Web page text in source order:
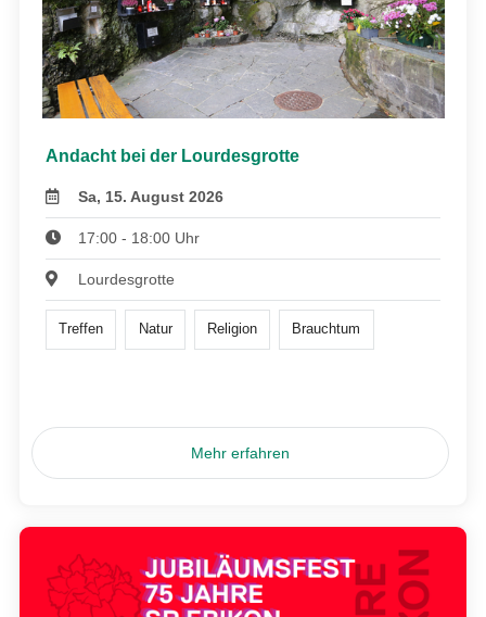
Andacht bei der Lourdesgrotte
Sa, 15. August 2026
17:00 - 18:00 Uhr
Lourdesgrotte
Treffen Natur Religion Brauchtum
Mehr erfahren